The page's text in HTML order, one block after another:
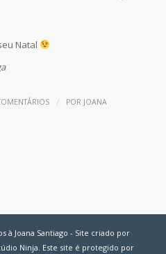
Natal
/ POR JOANA
à Joana Santiago - Site criado por
Ninja. Este site é protegido por